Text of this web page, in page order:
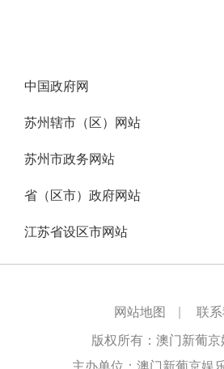
中国政府网
苏州辖市（区）网站
苏州市政务网站
省（区市）政府网站
江苏省设区市网站
网站地图 联
版权所有：澳门新葡京